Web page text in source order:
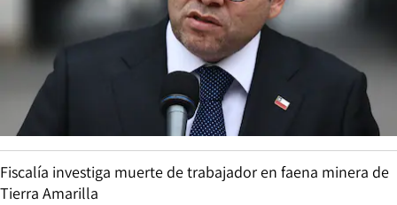
Fiscalía investiga muerte de trabajador en faena minera de
Tierra Amarilla